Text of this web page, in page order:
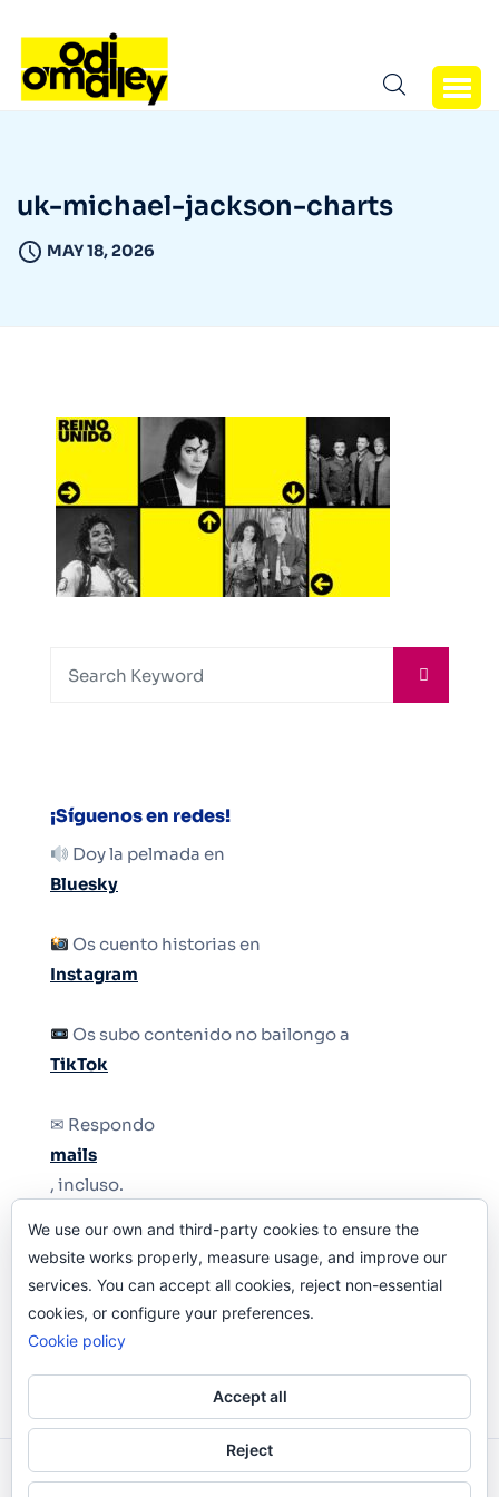
uk-michael-jackson-charts
MAY 18, 2026
¡Síguenos en redes!
Doy la pelmada en
Bluesky
Os cuento historias en
Instagram
Os subo contenido no bailongo a
TikTok
✉ Respondo
mails
, incluso.
Y si una persona no puede tener teléfono, que
le quiten el teléfono.
Odi O'Malley © 2016-2025. Todos Los Derechos
We use our own and third-party cookies to ensure the
website works properly, measure usage, and improve our
services. You can accept all cookies, reject non-essential
cookies, or configure your preferences.
Cookie policy
Accept all
Reject